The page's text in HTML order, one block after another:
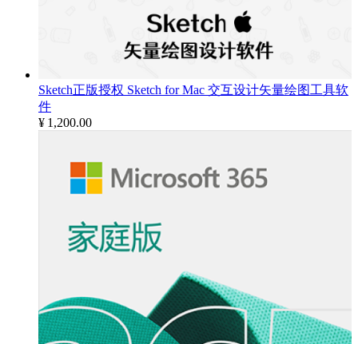
Sketch正版授权 Sketch for Mac 交互设计矢量绘图工具软
件
¥ 1,200.00